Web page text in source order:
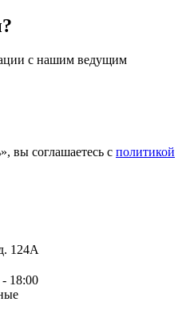
с нашим ведущим
вы соглашаетесь с политикой
124А
18:00